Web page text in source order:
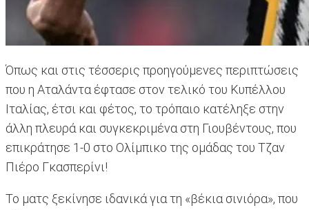
Όπως και στις τέσσερις προηγούμενες περιπτώσεις
που η Αταλάντα έφτασε στον τελικό του Κυπέλλου
Ιταλίας, έτσι και φέτος, το τρόπαιο κατέληξε στην
άλλη πλευρά και συγκεκριμένα στη Γιουβέντους, που
επικράτησε 1-0 στο Ολίμπικο της ομάδας του Τζαν
Πιέρο Γκασπερίνι!
Το ματς ξεκίνησε ιδανικά για τη «βέκια σινιόρα», που